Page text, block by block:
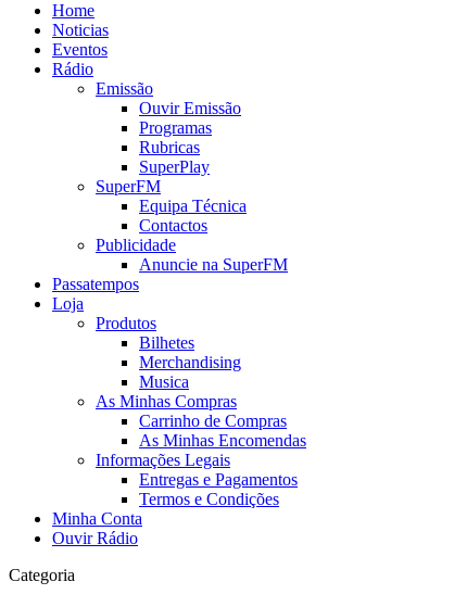
Home
Noticias
Eventos
Rádio
Emissão
Ouvir Emissão
Programas
Rubricas
SuperPlay
SuperFM
Equipa Técnica
Contactos
Publicidade
Anuncie na SuperFM
Passatempos
Loja
Produtos
Bilhetes
Merchandising
Musica
As Minhas Compras
Carrinho de Compras
As Minhas Encomendas
Informações Legais
Entregas e Pagamentos
Termos e Condições
Minha Conta
Ouvir Rádio
Categoria